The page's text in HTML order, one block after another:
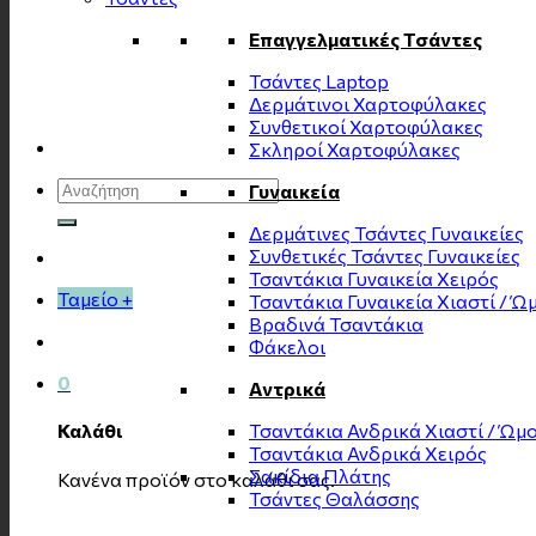
Αναζήτηση
για:
Ταμείο +
0
Καλάθι
Κανένα προϊόν στο καλάθι σας.
Επαγγελματικές Τσάντες
Τσάντες Laptop
Δερμάτινοι Χαρτοφύλακες
Συνθετικοί Χαρτοφύλακες
Σκληροί Χαρτοφύλακες
Γυναικεία
Δερμάτινες Τσάντες Γυναικείες
Συνθετικές Τσάντες Γυναικείες
Τσαντάκια Γυναικεία Χειρός
Τσαντάκια Γυναικεία Χιαστί /
Βραδινά Τσαντάκια
Φάκελοι
Αντρικά
Τσαντάκια Ανδρικά Χιαστί /
Τσαντάκια Ανδρικά Χειρός
Σακίδια Πλάτης
Τσάντες Θαλάσσης